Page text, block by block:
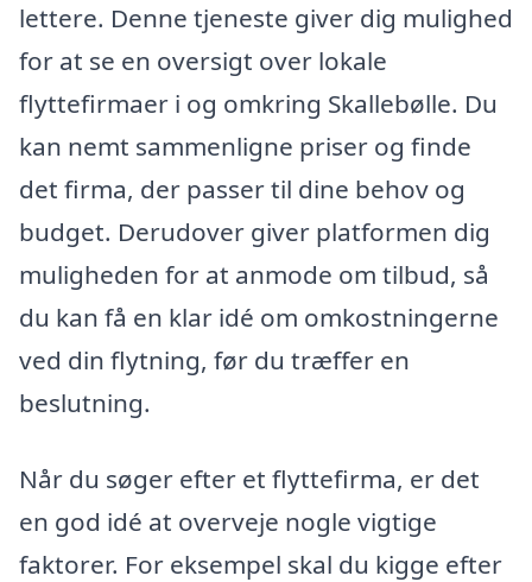
lettere. Denne tjeneste giver dig mulighed
for at se en oversigt over lokale
flyttefirmaer i og omkring Skallebølle. Du
kan nemt sammenligne priser og finde
det firma, der passer til dine behov og
budget. Derudover giver platformen dig
muligheden for at anmode om tilbud, så
du kan få en klar idé om omkostningerne
ved din flytning, før du træffer en
beslutning.
Når du søger efter et flyttefirma, er det
en god idé at overveje nogle vigtige
faktorer. For eksempel skal du kigge efter